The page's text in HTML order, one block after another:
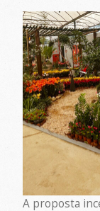
A proposta